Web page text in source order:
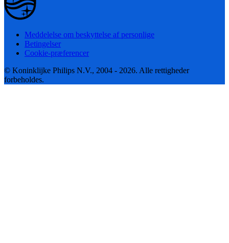
Meddelelse om beskyttelse af personlige
Betingelser
Cookie-præferencer
© Koninklijke Philips N.V., 2004 - 2026. Alle rettigheder
forbeholdes.